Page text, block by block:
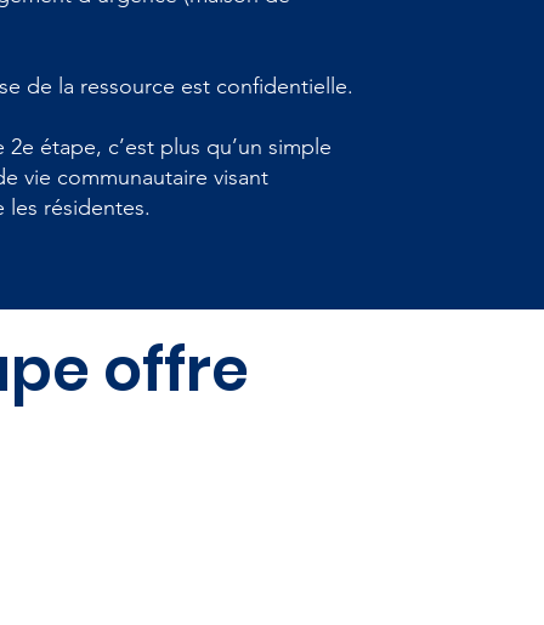
de la ressource est confidentielle.
étape, c’est plus qu’un simple
vie communautaire visant
les résidentes.
offre